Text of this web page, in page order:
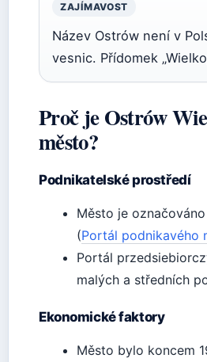
ZAJÍMAVOST
Název Ostrów není v
vesnic. Přídomek
Proč je Ostrów
město?
Podnikatelské prostředí
Město je
(Portál podnikavého
Portál
malých a středních
Ekonomické faktory
Město bylo koncem